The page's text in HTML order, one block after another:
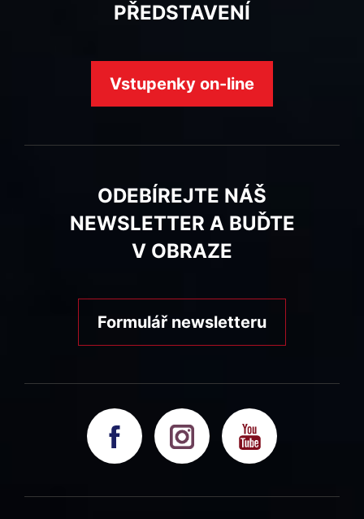
PŘEDSTAVENÍ
Vstupenky on-line
ODEBÍREJTE NÁŠ
NEWSLETTER A BUĎTE
V OBRAZE
Formulář newsletteru